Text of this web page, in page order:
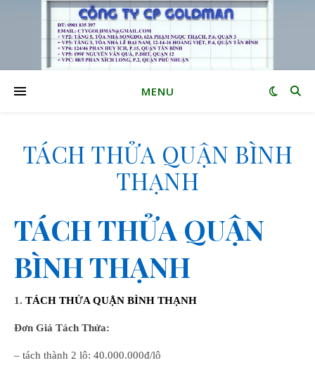
MENU
TÁCH THỬA QUẬN BÌNH
THẠNH
TÁCH THỬA QUẬN
BÌNH THẠNH
TÁCH THỬA QUẬN BÌNH THẠNH
Đơn Giá Tách Thửa:
– tách thành 2 lô: 40.000.000đ/lô